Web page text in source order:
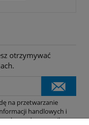
otrzymywać
na przetwarzanie
handlowych i
adres e-mail.